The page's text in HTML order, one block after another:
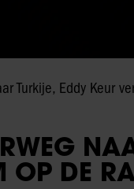
Turkije, Eddy Keur
OP DE